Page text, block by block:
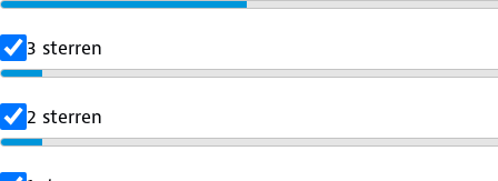
3 sterren
2 sterren